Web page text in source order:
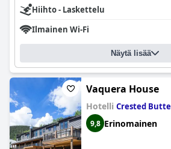
Hiihto - Laskettelu
Ilmainen Wi-Fi
Näytä lisää
Vaquera House
Hotelli Crested Butte
9,8 Erinomainen